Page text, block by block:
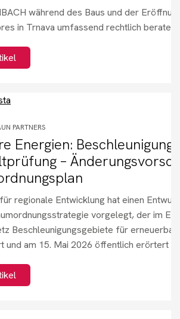
während des Baus und der
in Trnava umfassend rechtlich beraten.
PARTNERS
Energien:
–
regionale Entwicklung hat einen
vorgelegt, der im
Beschleunigungsgebiete für
und am 15. Mai 2026 öffentlich erörtert